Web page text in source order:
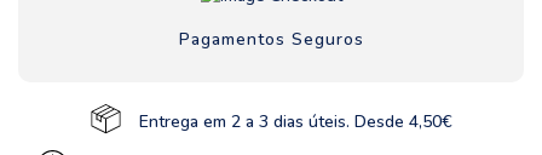
Pagamentos Seguros
Entrega em 2 a 3 dias úteis. Desde 4,50€